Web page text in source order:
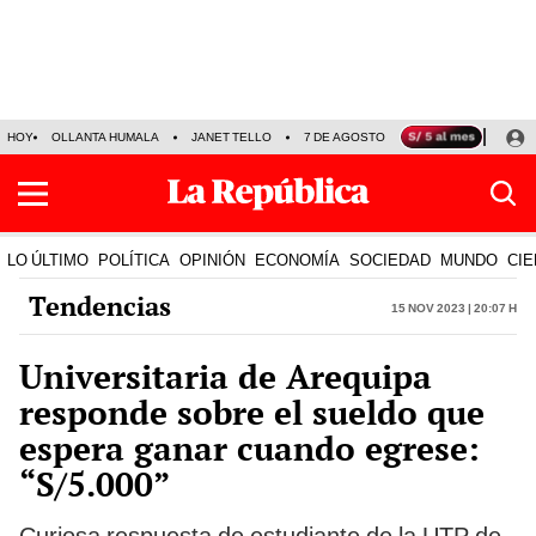
HOY OLLANTA HUMALA JANET TELLO 7 DE AGOSTO TINKA RESULTADOS
LO ÚLTIMO POLÍTICA OPINIÓN ECONOMÍA SOCIEDAD MUNDO
Tendencias 15 Nov 2023 | 20:07 h
Universitaria de Arequipa
responde sobre el sueldo que
espera ganar cuando egrese:
“S/5.000”